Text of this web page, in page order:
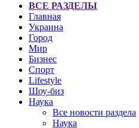
ВСЕ РАЗДЕЛЫ
Главная
Украина
Город
Мир
Бизнес
Спорт
Lifestyle
Шоу-биз
Наука
Все новости раздела
Наука